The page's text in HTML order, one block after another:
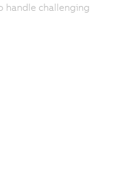
handle challenging